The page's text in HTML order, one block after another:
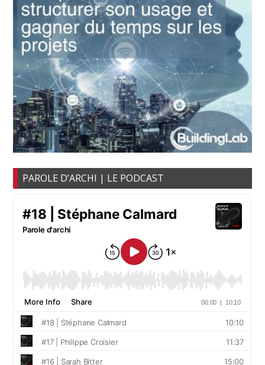
PAROLE D’ARCHI | LE PODCAST